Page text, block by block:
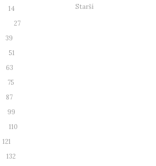
14
27
39
51
63
75
87
99
110
121
132
Starší